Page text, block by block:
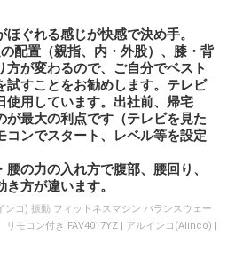
ぐれる感じが快感で決め手。
配置（親指、内・外股）、膝・背
方が変わるので、ご自分でベスト
試すことをお勧めします。テレビ
使用しています。出社前、帰宅
が最大の利点です（テレビを見た
コンでスタート、レベル等を設定
の力の入れ方で腹部、腰回り、
方が違います。
コ) 振動 フィットネスマシン バランスウェー
リモコン付き FAV4017YZ | アルインコ(Alinco) |